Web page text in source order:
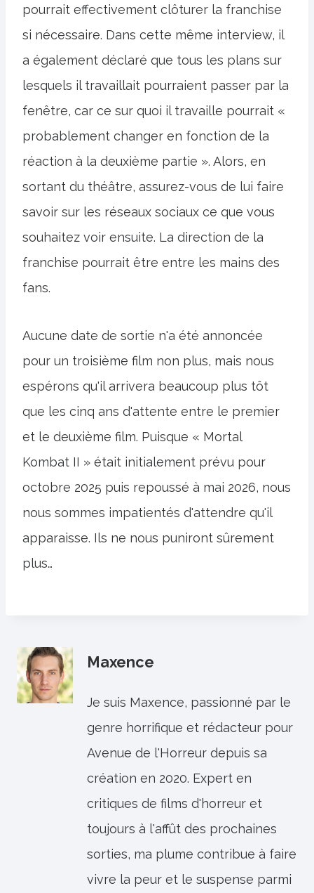
pourrait effectivement clôturer la franchise
si nécessaire. Dans cette même interview, il
a également déclaré que tous les plans sur
lesquels il travaillait pourraient passer par la
fenêtre, car ce sur quoi il travaille pourrait «
probablement changer en fonction de la
réaction à la deuxième partie ». Alors, en
sortant du théâtre, assurez-vous de lui faire
savoir sur les réseaux sociaux ce que vous
souhaitez voir ensuite. La direction de la
franchise pourrait être entre les mains des
fans.
Aucune date de sortie n'a été annoncée
pour un troisième film non plus, mais nous
espérons qu'il arrivera beaucoup plus tôt
que les cinq ans d'attente entre le premier
et le deuxième film. Puisque « Mortal
Kombat II » était initialement prévu pour
octobre 2025 puis repoussé à mai 2026, nous
nous sommes impatientés d'attendre qu'il
apparaisse. Ils ne nous puniront sûrement
plus…
Maxence
Je suis Maxence, passionné par le
genre horrifique et rédacteur pour
Avenue de l'Horreur depuis sa
création en 2020. Expert en
critiques de films d'horreur et
toujours à l'affût des prochaines
sorties, ma plume contribue à faire
vivre la peur et le suspense parmi